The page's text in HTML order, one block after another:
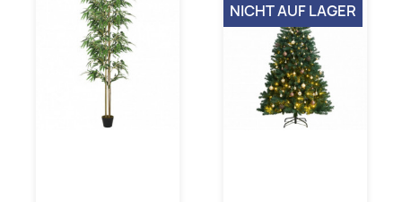
NICHT AUF LAGER